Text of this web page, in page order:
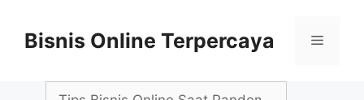
contentBisnis Online Terpercaya Menu
Search